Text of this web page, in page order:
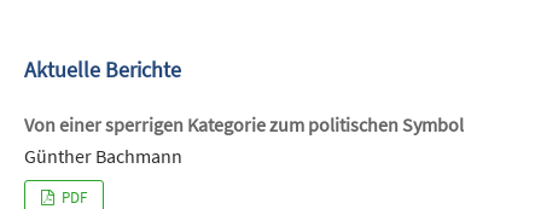
Aktuelle Berichte
Von einer sperrigen Kategorie zum politischen Symbol
Günther Bachmann
PDF